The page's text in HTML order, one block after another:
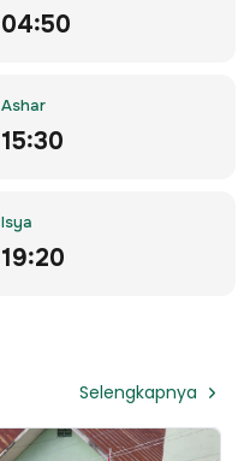
04:50
Ashar
15:30
Isya
19:20
Selengkapnya